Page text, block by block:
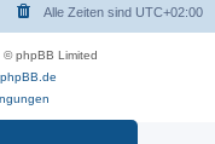
Alle Zeiten sind UTC+02:00
© phpBB Limited
phpBB.de